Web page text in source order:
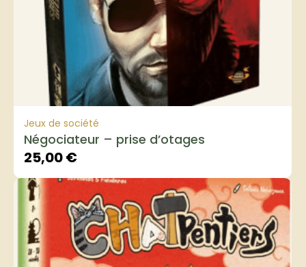
Jeux de société
Négociateur – prise d’otages
25,00€